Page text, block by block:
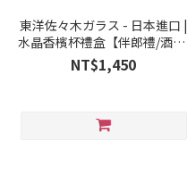
東洋佐々木ガラス - 日本進口 |
水晶香檳杯禮盒【伴郎禮/酒杯/
婚禮小物】
NT$1,450